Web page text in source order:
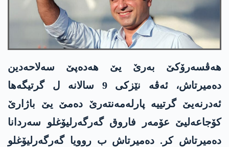
ھەڤسەرۆکێ بەرێ یێ ھەدەپێ سەلاحەدین
دەمیرتاش، ئەڤە نێزکی 9 سالانە ل گرتیگەھا
ئەدرنەیێ گرتییە پارلەمەنتەرێ دەمێ یێ باژارێ
کۆجاعەلیێ عۆمەر فاروق گەرگەرلیۆغلو سەردانا
دەمیرتاش کر. دەمیرتاش ب روویا گەرگەرلیۆغلو